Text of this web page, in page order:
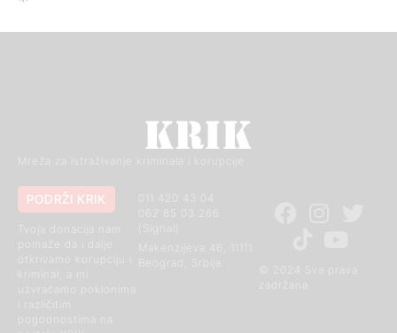
Mreža za istraživanje kriminala i korupcije
© 2024 Sva prava
011 420 43 04
Makenzijeva 46, 11111
PODRŽI KRIK
otkrivamo korupciju i
kriminal, a mi
uzvraćamo poklonima
i različitim
pogodnostima na